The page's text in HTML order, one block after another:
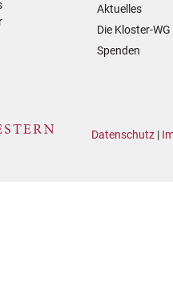
Aktuelles
Die Kloster-WG
Spenden
Datenschutz|